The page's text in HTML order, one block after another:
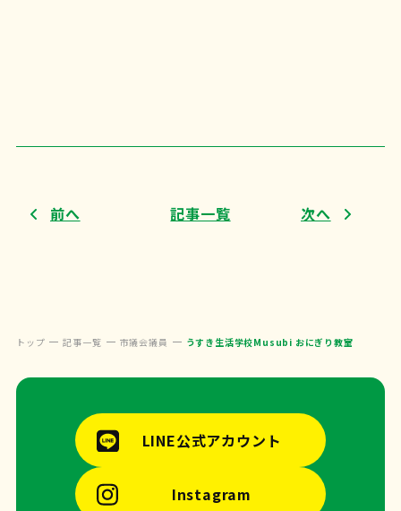
前へ 記事一覧 次へ
トップ 記事一覧 市議会議員 うすき生活学校Musubi おにぎり教室
LINE公式アカウント
Instagram